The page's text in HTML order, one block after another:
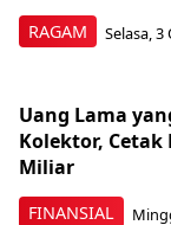
RAGAM Selasa, 3
FINANSIAL
Uang Lama
Kolektor, Cetak
Miliar